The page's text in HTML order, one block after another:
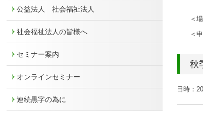
公益法人 社会福祉法人
社会福祉法人の皆様へ
セミナー案内
オンラインセミナー
連続黒字の為に
＜場
＜申
秋
日時：